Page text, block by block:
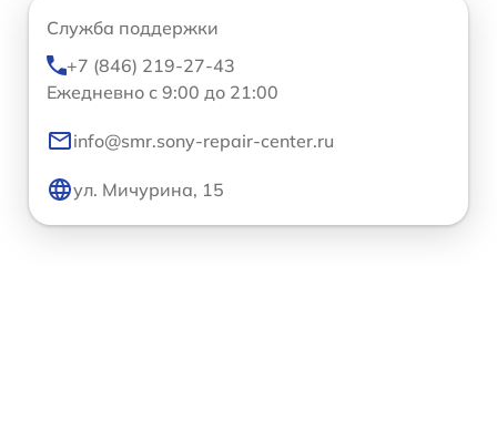
Служба поддержки
+7 (846) 219-27-43
Ежедневно с 9:00 до 21:00
info@smr.sony-repair-center.ru
ул. Мичурина, 15